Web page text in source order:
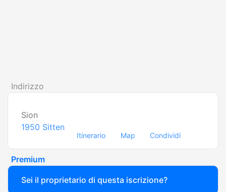
Indirizzo
Sion
1950 Sitten
Itinerario Map Condividi
Premium
Sei il proprietario di questa iscrizione?